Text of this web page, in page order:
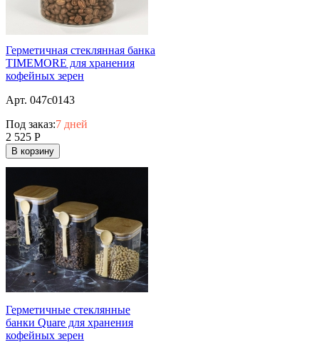
Герметичная стеклянная банка
TIMEMORE для хранения
кофейных зерен
Арт. 047c0143
Под заказ:7 дней
2 525 Р
В корзину
Герметичные стеклянные
банки Quare для хранения
кофейных зерен